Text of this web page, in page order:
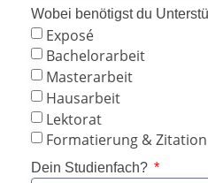
Wobei benötigst du
Exposé
Bachelorarbeit
Masterarbeit
Hausarbeit
Lektorat
Formatierung & Zitation
Dein Studienfach?